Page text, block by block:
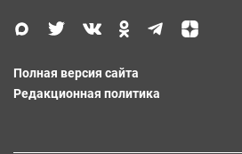
Полная версия сайта
Редакционная политика